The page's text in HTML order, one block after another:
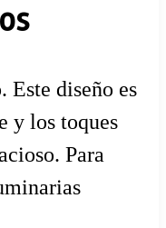
Este diseño es
y los toques
Para